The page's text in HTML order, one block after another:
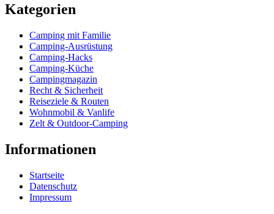
Kategorien
Camping mit Familie
Camping-Ausrüstung
Camping-Hacks
Camping-Küche
Campingmagazin
Recht & Sicherheit
Reiseziele & Routen
Wohnmobil & Vanlife
Zelt & Outdoor-Camping
Informationen
Startseite
Datenschutz
Impressum